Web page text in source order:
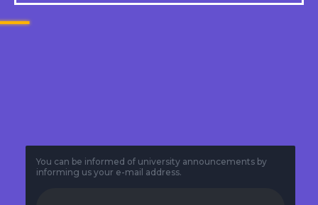
You can be informed of university announcements by
informing us your e-mail address.